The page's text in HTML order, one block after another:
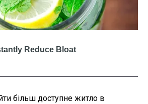
більш доступне житло в